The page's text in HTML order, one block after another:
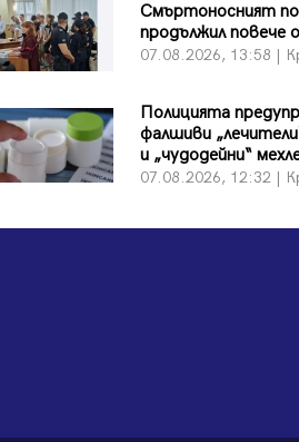
Смъртоносният
продължил повече
07.08.2026, 13:58 |
Полицията
фалшиви
и „чудодейни“
07.08.2026, 12:32 |